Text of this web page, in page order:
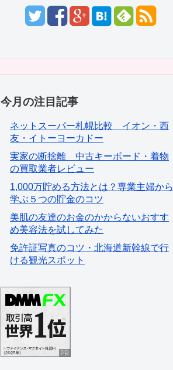
今月の注目記事
ネットスーパー札幌比較 イオン・西
友・イトーヨーカドー
実家の断捨離 中古キーボード・着物
の買取業者レビュー
1,000万貯める方法とは？専業主婦から
学ぶ５つの貯金のコツ
美肌の友達のお金のかからないおすす
め美容法を試してみた
免許証写真のコツ・北海道新幹線で行
ける観光スポット